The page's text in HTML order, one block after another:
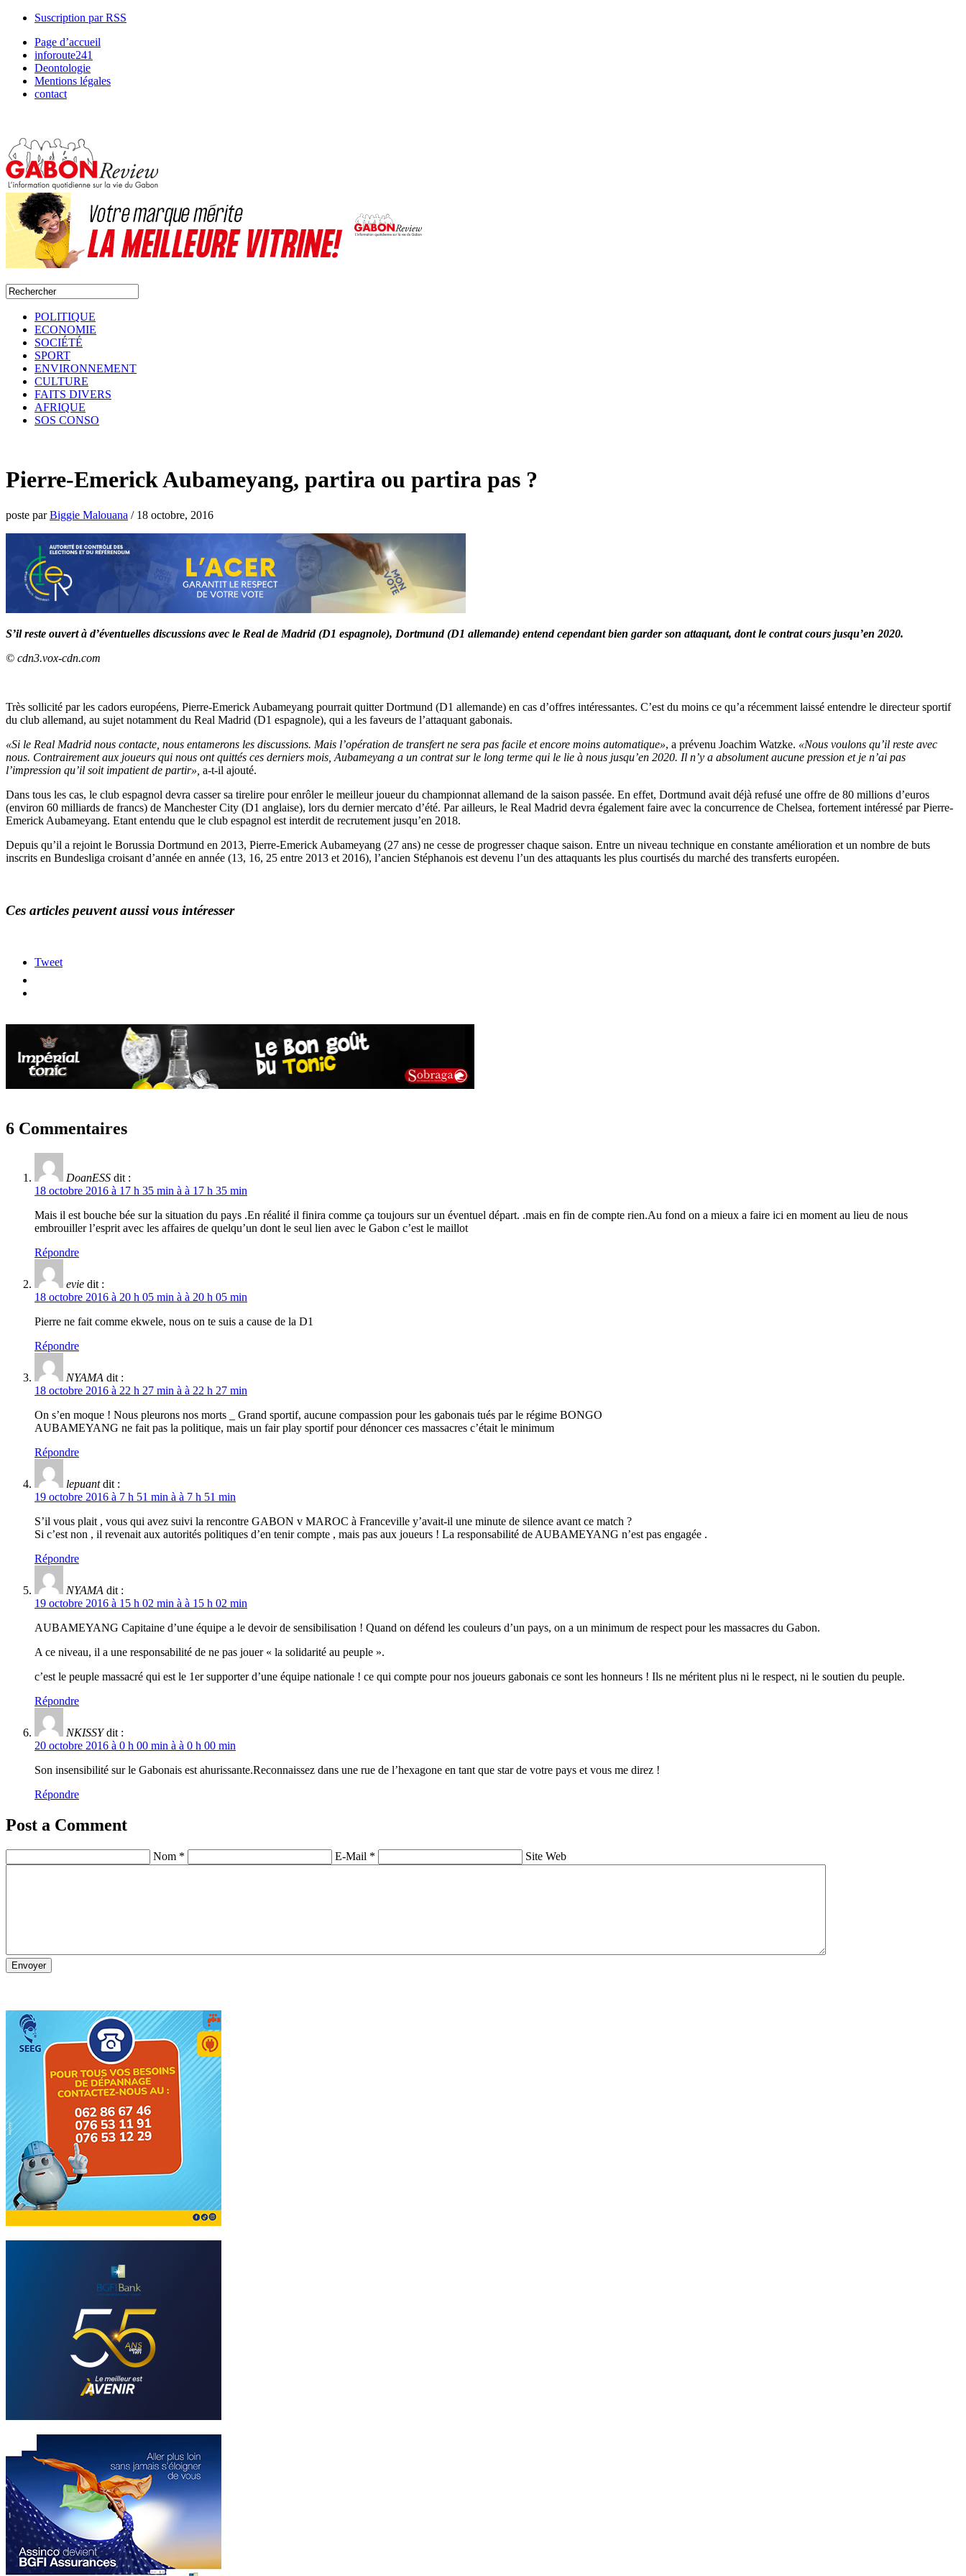
Suscription par RSS
Page d’accueil
inforoute241
Deontologie
Mentions légales
contact
POLITIQUE
ECONOMIE
SOCIÉTÉ
SPORT
ENVIRONNEMENT
CULTURE
FAITS DIVERS
AFRIQUE
SOS CONSO
Pierre-Emerick Aubameyang, partira ou partira pas ?
poste parBiggie Malouana / 18 octobre, 2016
S’il reste ouvert à d’éventuelles discussions avec le Real de Madrid (D1 espagnole), Dortmund (D1 allemande) entend cependant bien garder son attaquant, dont le contrat cours jusqu’en 2020.
© cdn3.vox-cdn.com
Très sollicité par les cadors européens, Pierre-Emerick Aubameyang pourrait quitter Dortmund (D1 allemande) en cas d’offres intéressantes. C’est du moins ce qu’a récemment laissé entendre le directeur sportif
du club allemand, au sujet notamment du Real Madrid (D1 espagnole), qui a les faveurs de l’attaquant gabonais.
«Si le Real Madrid nous contacte, nous entamerons les discussions. Mais l’opération de transfert ne sera pas facile et encore moins automatique», a prévenu Joachim Watzke. «Nous voulons qu’il reste avec
nous. Contrairement aux joueurs qui nous ont quittés ces derniers mois, Aubameyang a un contrat sur le long terme qui le lie à nous jusqu’en 2020. Il n’y a absolument aucune pression et je n’ai pas
l’impression qu’il soit impatient de partir», a-t-il ajouté.
Dans tous les cas, le club espagnol devra casser sa tirelire pour enrôler le meilleur joueur du championnat allemand de la saison passée. En effet, Dortmund avait déjà refusé une offre de 80 millions d’euros
(environ 60 milliards de francs) de Manchester City (D1 anglaise), lors du dernier mercato d’été. Par ailleurs, le Real Madrid devra également faire avec la concurrence de Chelsea, fortement intéressé par Pierre-
Emerick Aubameyang. Etant entendu que le club espagnol est interdit de recrutement jusqu’en 2018.
Depuis qu’il a rejoint le Borussia Dortmund en 2013, Pierre-Emerick Aubameyang (27 ans) ne cesse de progresser chaque saison. Entre un niveau technique en constante amélioration et un nombre de buts
inscrits en Bundesliga croisant d’année en année (13, 16, 25 entre 2013 et 2016), l’ancien Stéphanois est devenu l’un des attaquants les plus courtisés du marché des transferts européen.
Ces articles peuvent aussi vous intéresser
Tweet
6 Commentaires
DoanESS dit :
18 octobre 2016 à 17 h 35 min à à 17 h 35 min
Mais il est bouche bée sur la situation du pays .En réalité il finira comme ça toujours sur un éventuel départ. .mais en fin de compte rien.Au fond on a mieux a faire ici en moment au lieu de nous
embrouiller l’esprit avec les affaires de quelqu’un dont le seul lien avec le Gabon c’est le maillot
Répondre
evie dit :
18 octobre 2016 à 20 h 05 min à à 20 h 05 min
Pierre ne fait comme ekwele, nous on te suis a cause de la D1
Répondre
NYAMA dit :
18 octobre 2016 à 22 h 27 min à à 22 h 27 min
On s’en moque ! Nous pleurons nos morts _ Grand sportif, aucune compassion pour les gabonais tués par le régime BONGO
AUBAMEYANG ne fait pas la politique, mais un fair play sportif pour dénoncer ces massacres c’était le minimum
Répondre
lepuant dit :
19 octobre 2016 à 7 h 51 min à à 7 h 51 min
S’il vous plait , vous qui avez suivi la rencontre GABON v MAROC à Franceville y’avait-il une minute de silence avant ce match ?
Si c’est non , il revenait aux autorités politiques d’en tenir compte , mais pas aux joueurs ! La responsabilité de AUBAMEYANG n’est pas engagée .
Répondre
NYAMA dit :
19 octobre 2016 à 15 h 02 min à à 15 h 02 min
AUBAMEYANG Capitaine d’une équipe a le devoir de sensibilisation ! Quand on défend les couleurs d’un pays, on a un minimum de respect pour les massacres du Gabon.
A ce niveau, il a une responsabilité de ne pas jouer « la solidarité au peuple ».
c’est le peuple massacré qui est le 1er supporter d’une équipe nationale ! ce qui compte pour nos joueurs gabonais ce sont les honneurs ! Ils ne méritent plus ni le respect, ni le soutien du peuple.
Répondre
NKISSY dit :
20 octobre 2016 à 0 h 00 min à à 0 h 00 min
Son insensibilité sur le Gabonais est ahurissante.Reconnaissez dans une rue de l’hexagone en tant que star de votre pays et vous me direz !
Répondre
Post a Comment
Nom * E-Mail * Site Web